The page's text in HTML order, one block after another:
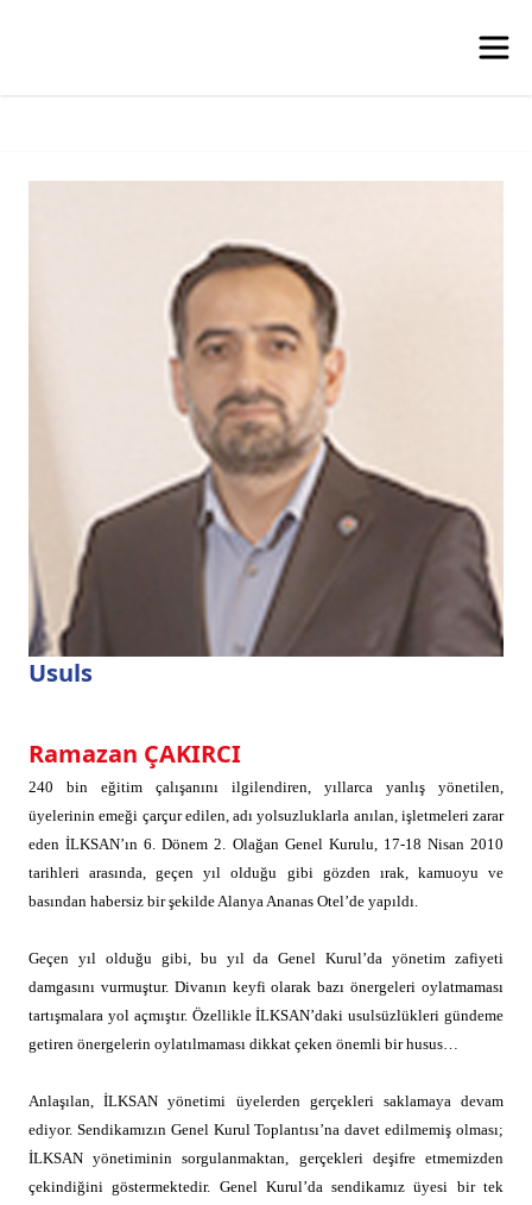
Usuls
Ramazan ÇAKIRCI
240 bin eğitim çalışanını ilgilendiren, yıllarca yanlış yönetilen,
üyelerinin emeği çarçur edilen, adı yolsuzluklarla anılan, işletmeleri zarar
eden İLKSAN’ın 6. Dönem 2. Olağan Genel Kurulu, 17-18 Nisan 2010
tarihleri arasında, geçen yıl olduğu gibi gözden ırak, kamuoyu ve
basından habersiz bir şekilde Alanya Ananas Otel’de yapıldı.
Geçen yıl olduğu gibi, bu yıl da Genel Kurul’da yönetim zafiyeti
damgasını vurmuştur. Divanın keyfi olarak bazı önergeleri oylatmaması
tartışmalara yol açmıştır. Özellikle İLKSAN’daki usulsüzlükleri gündeme
getiren önergelerin oylatılmaması dikkat çeken önemli bir husus…
Anlaşılan, İLKSAN yönetimi üyelerden gerçekleri saklamaya devam
ediyor. Sendikamızın Genel Kurul Toplantısı’na davet edilmemiş olması;
İLKSAN yönetiminin sorgulanmaktan, gerçekleri deşifre etmemizden
çekindiğini göstermektedir. Genel Kurul’da sendikamız üyesi bir tek